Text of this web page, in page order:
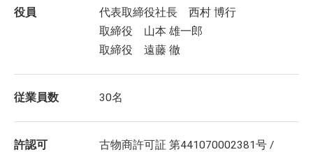
役員
代表取締役社長 西村 博行
取締役 山本 雄一郎
取締役 遠藤 徹
従業員数 30名
許認可 古物商許可証 第441070002381号 /